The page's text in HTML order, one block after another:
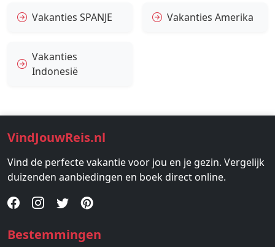
Vakanties SPANJE Vakanties Amerika
Vakanties
Indonesië
VindJouwReis.nl
Vind de perfecte vakantie voor jou en je gezin. Vergelijk
duizenden aanbiedingen en boek direct online.
Bestemmingen